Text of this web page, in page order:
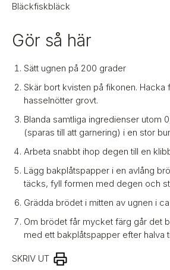
Bläckfiskbläck
Gör så här
Sätt ugnen på 200 grader
Skär bort kvisten på fikonen. Hacka
hasselnötter grovt.
Blanda samtliga ingredienser utom
(sparas till att garnering) i en stor
Arbeta snabbt ihop degen till en
Lägg bakplåtspapper i en avlång
täcks, fyll formen med degen och
Grädda brödet i mitten av ugnen i
Om brödet får mycket färg går det
med ett bakplåtspapper efter halva
SKRIV UT